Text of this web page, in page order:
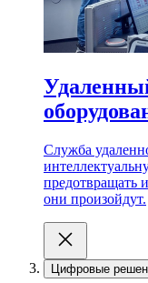
Служба
предотвращать
они произойдут.
Цифровые